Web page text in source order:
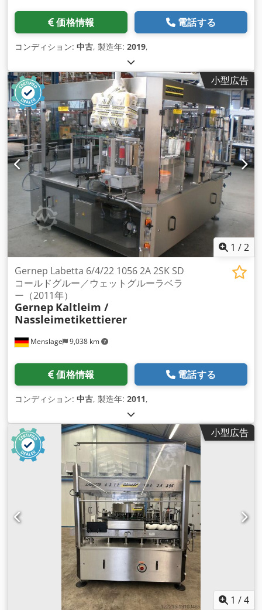
価格情報 電話する
コンディション: 中古, 製造年: 2019,
小型広告
1 /2
Menslage 9,038 km
Gernep Labetta 6/4/22 1056 2A 2SK SD
コールドグルー／ウェットグルーラベラ
ー（2011年）
Gernep Kaltleim /
Nassleimetikettierer
価格情報 電話する
コンディション: 中古, 製造年: 2011,
小型広告
1 /4